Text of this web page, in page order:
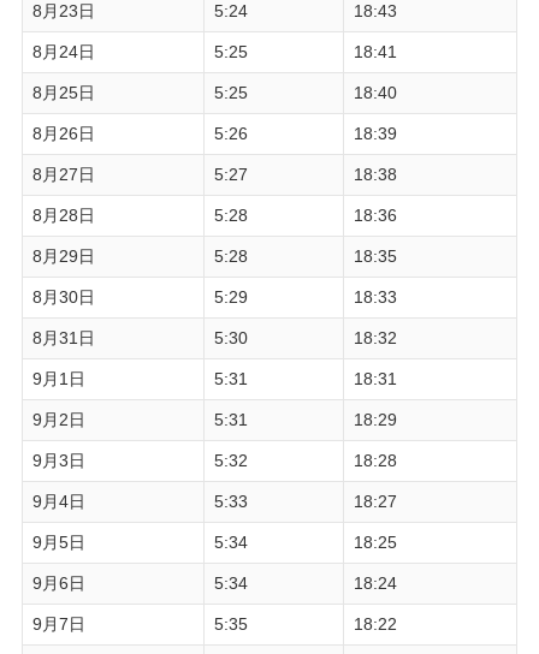
8月23日 5:24 18:43
8月24日 5:25 18:41
8月25日 5:25 18:40
8月26日 5:26 18:39
8月27日 5:27 18:38
8月28日 5:28 18:36
8月29日 5:28 18:35
8月30日 5:29 18:33
8月31日 5:30 18:32
9月1日 5:31 18:31
9月2日 5:31 18:29
9月3日 5:32 18:28
9月4日 5:33 18:27
9月5日 5:34 18:25
9月6日 5:34 18:24
9月7日 5:35 18:22